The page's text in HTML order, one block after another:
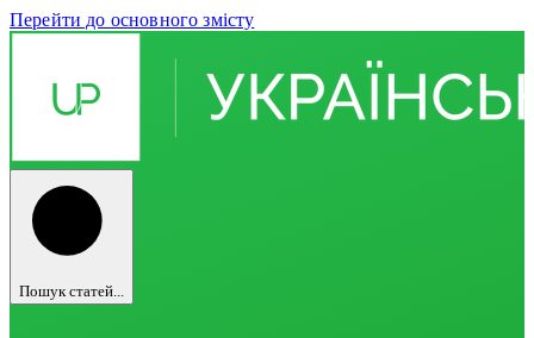
Перейти до основного змісту
Пошук статей...